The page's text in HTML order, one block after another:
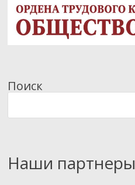
Поиск
Наши партнеры